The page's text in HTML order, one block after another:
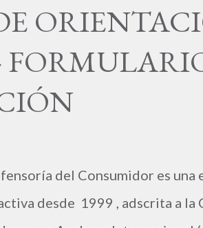
del Consumidor es una
desde 1999 , adscrita a la